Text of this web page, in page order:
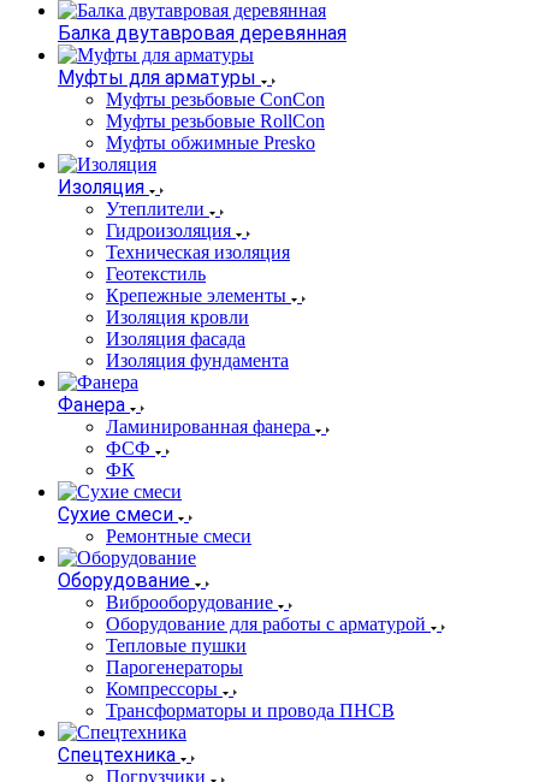
Балка двутавровая деревянная
Муфты для арматуры
Муфты резьбовые ConCon
Муфты резьбовые RollCon
Муфты обжимные Presko
Изоляция
Утеплители
Гидроизоляция
Техническая изоляция
Геотекстиль
Крепежные элементы
Изоляция кровли
Изоляция фасада
Изоляция фундамента
Фанера
Ламинированная фанера
ФСФ
ФК
Сухие смеси
Ремонтные смеси
Оборудование
Виброоборудование
Оборудование для работы с арматурой
Тепловые пушки
Парогенераторы
Компрессоры
Трансформаторы и провода ПНСВ
Спецтехника
Погрузчики